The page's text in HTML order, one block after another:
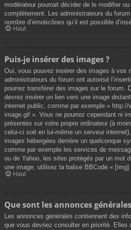
modérateur pourrait décider de le modifier
complètement. Les administrateurs du
nombre d’émoticônes qu’il est possible
Haut
Puis-je insérer des images ?
Oui, vous pouvez insérer des images à vos
administrateurs du forum ont autorisé
pourrez transférer des images sur le forum.
devrez insérer un lien vers une image
internet public, comme par exemple « http://
image.gif ». Vous ne pourrez cependant ni
présentes sur votre propre ordinateur (à
celui-ci soit en lui-même un serveur
images hébergées derrière un quelconque
comme par exemple les services de
ou de Yahoo, les sites protégés par un mot
une image, utilisez la balise BBCode « [img]
Haut
Que sont les annonces
Les annonces générales contiennent des
que vous devriez consulter en priorité. Elles